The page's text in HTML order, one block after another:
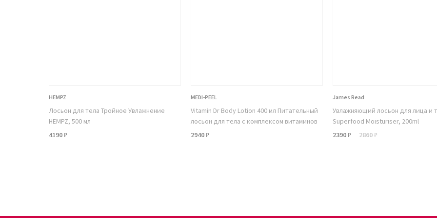
HEMPZ
Лосьон для тела Тройное Увлажнение
HEMPZ, 500 мл
4190 ₽
MEDI-PEEL
Vitamin Dr Body Lotion 400 мл Питательный
лосьон для тела с комплексом витаминов
2940 ₽
James Read
Увлажняющий лосьон для лица и
Superfood Moisturiser, 200ml
2390 ₽
2860 ₽